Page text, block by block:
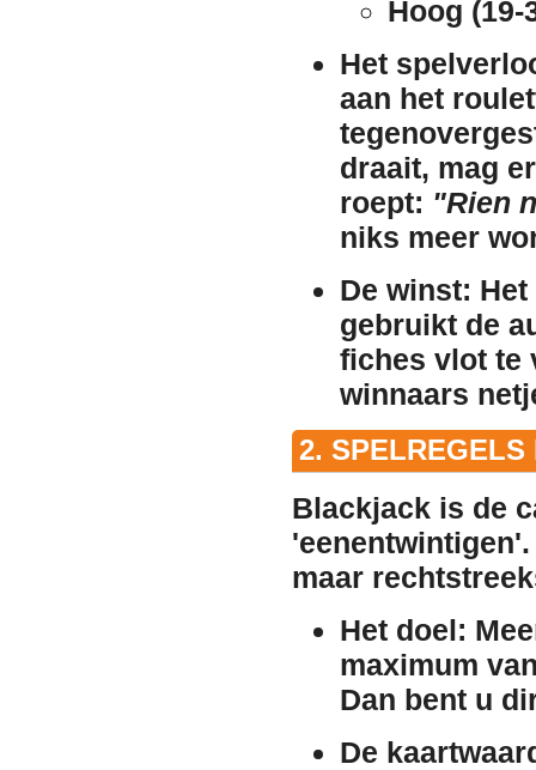
Hoog (19-
Het
aan het
draait, mag
roept: "Rien
niks meer
De winst:
gebruikt de
fiches vlot te
winnaars
2.
Blackjack is de
maar
Het doel:
maximum
Dan bent u
De